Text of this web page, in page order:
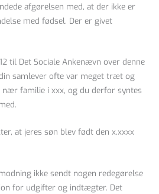
afgørelsen med, at der ikke er
med fødsel. Der er givet
til Det Sociale Ankenævn over denne
samlever ofte var meget træt og
nær familie i xxx, og du derfor syntes
at jeres søn blev født den x.xxxx
ikke sendt nogen redegørelse
for udgifter og indtægter. Det